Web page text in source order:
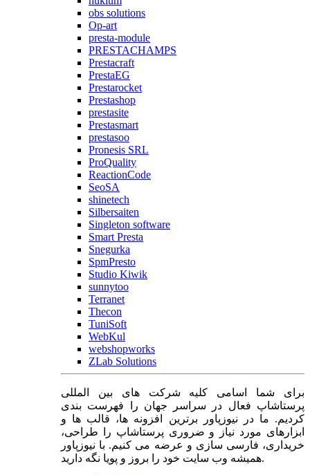
obs solutions
Op-art
presta-module
PRESTACHAMPS
Prestacraft
PrestaEG
Prestarocket
Prestashop
prestasite
Prestasmart
prestasoo
Pronesis SRL
ProQuality
ReactionCode
SeoSA
shinetech
Silbersaiten
Singleton software
Smart Presta
Snegurka
SpmPresto
Studio Kiwik
sunnytoo
Terranet
Thecon
TuniSoft
WebKul
webshopworks
ZLab Solutions
برای شما اسامی کلیه شرکت های بین المللی
پرستاشاپ فعال در سراسر جهان را فهرست بندی
کردیم. ما در نیوزپاور برترین افزونه ها، قالب ها و
ابزارهای مورد نیاز و ضروری پرستاشاپ را طراحی،
خریداری، فارسی سازی و عرضه می کنیم. با نیوزپاور
همیشه وب سایت خود را بروز و پویا نگه دارید.